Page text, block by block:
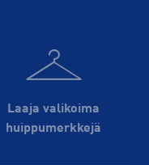
Laaja valikoima
huippu­merkkejä